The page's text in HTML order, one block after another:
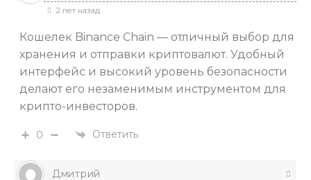
2 лет назад
Кошелек Binance Chain — отличный выбор для
хранения и отправки криптовалют. Удобный
интерфейс и высокий уровень безопасности
делают его незаменимым инструментом для
крипто-инвесторов.
0 Ответить
Дмитрий